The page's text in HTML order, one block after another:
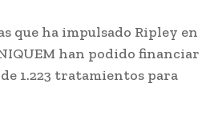
que ha impulsado Ripley en
han podido financiar
1.223 tratamientos para